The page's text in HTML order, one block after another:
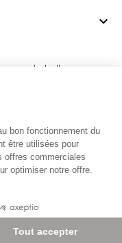

de belles
de confidentialité.Protection
Paramétrer les cookies